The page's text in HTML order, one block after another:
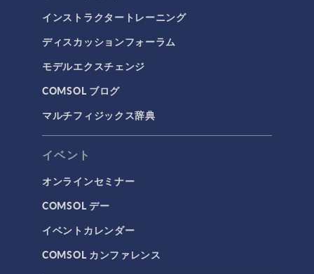
インストラクタートレーニング
ディスカッションフォーラム
モデルエクスチェンジ
COMSOL ブログ
マルチフィジックス辞典
イベント
オンラインセミナー
COMSOL デー
イベントカレンダー
COMSOL カンファレンス